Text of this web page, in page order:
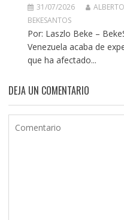
31/07/2026
BEKESANTOS
Por: Laszlo Beke –
Venezuela acaba de
que ha afectado...
DEJA UN COMENTARIO